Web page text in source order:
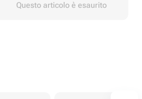
Questo articolo è esaurito